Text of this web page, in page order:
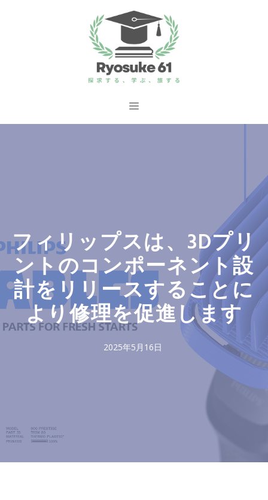
ス
メ
フィリップスは、3Dプリ
ントのコンポーネント設
計をリリースすることに
より修理を促進します
2025年5月16日